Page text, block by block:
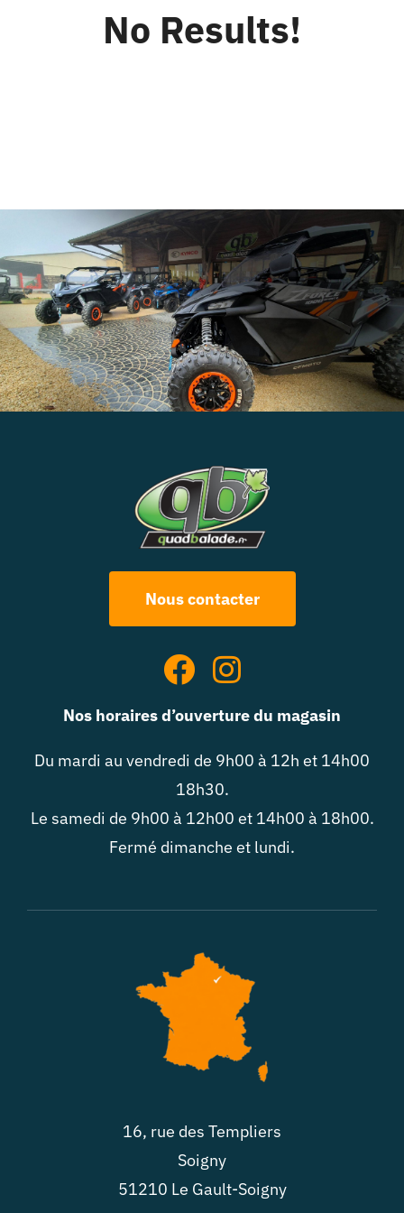
No Results!
Nous contacter
Nos horaires d’ouverture du magasin
Du mardi au vendredi de 9h00 à 12h et 14h00
18h30.
Le samedi de 9h00 à 12h00 et 14h00 à 18h00.
Fermé dimanche et lundi.
16, rue des Templiers
Soigny
51210 Le Gault-Soigny